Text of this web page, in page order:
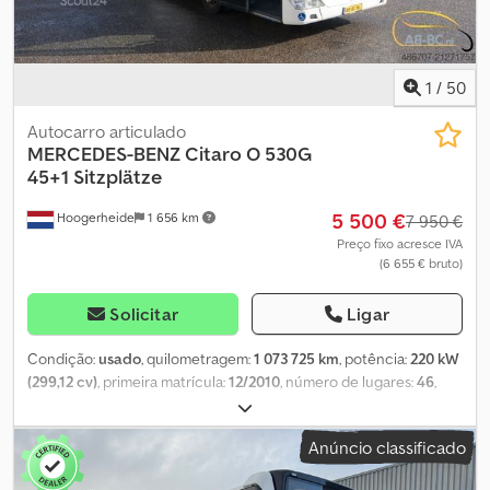
1 / 50
Hoogerheide 1 656 km
Autocarro articulado
MERCEDES-BENZCitaro O 530G
45+1 Sitzplätze
5 500 €7 950 €
Preço fixo acresce IVA
(6 655 € bruto)
Solicitar Ligar
Condição:usado, quilometragem:1 073 725 km, potência:220 kW
(299,12 cv), primeira matrícula:12/2010, número de lugares:46,
06/2026, classe de emissão:
branco, Ano de fabrico:2010, Equipamento:ABS, O Mercedes-
Benz Citaro O 530 G, com um comprimento de 17,94 metros, é um
autocarro articulado comprovado e fiável para utilização
Anúncio classificado